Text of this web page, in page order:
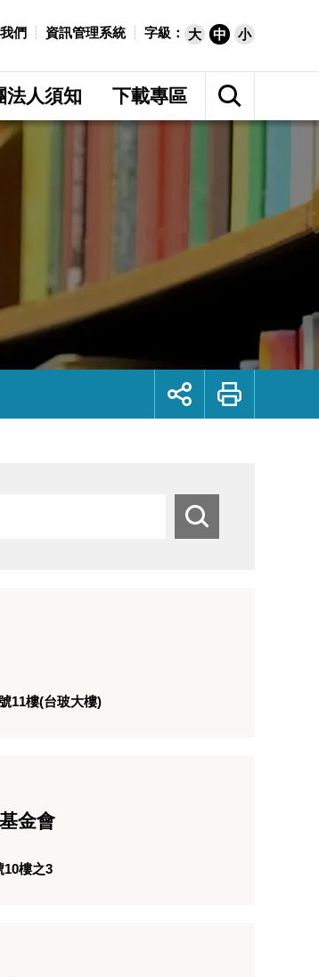
們 資訊管理系統 字級： 大 中 小
法人須知 下載專區
展
開
網
站
尋
展
鈕
列
搜
尋
11樓(台玻大樓)
金會
10樓之3